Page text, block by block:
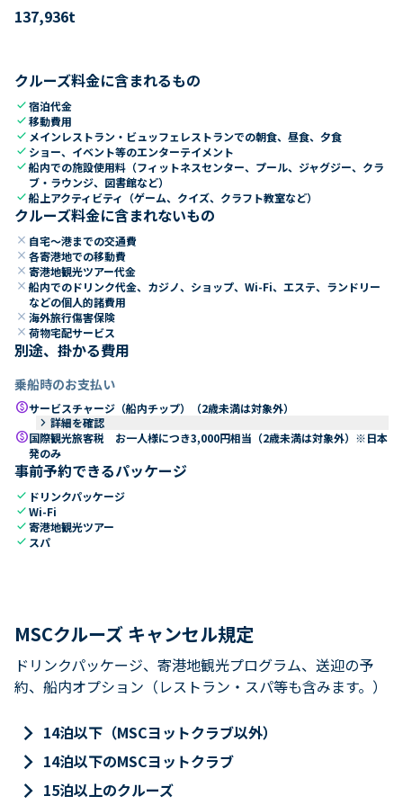
137,936t
クルーズ料金に含まれるもの
check宿泊代金
check移動費用
check メインレストラン・ビュッフェレストランでの朝食、昼食、夕食
check ショー、イベント等のエンターテイメント
check船内での施設使用料（フィットネスセンター、プール、ジャグジー、クラ
ブ・ラウンジ、図書館など）
check船上アクティビティ（ゲーム、クイズ、クラフト教室など）
クルーズ料金に含まれないもの
close 自宅～港までの交通費
close 各寄港地での移動費
close 寄港地観光ツアー代金
close 船内でのドリンク代金、カジノ、ショップ、Wi-Fi、エステ、ランドリー
などの個人的諸費用
close 海外旅行傷害保険
close 荷物宅配サービス
別途、掛かる費用
乗船時のお支払い
paidサービスチャージ（船内チップ）（2歳未満は対象外）
keyboard_arrow_right 詳細を確認
paid国際観光旅客税 お一人様につき3,000円相当（2歳未満は対象外）※日本
発のみ
事前予約できるパッケージ
check ドリンクパッケージ
checkWi-Fi
check寄港地観光ツアー
check スパ
MSCクルーズ キャンセル規定
ドリンクパッケージ、寄港地観光プログラム、送迎の予
約、船内オプション（レストラン・スパ等も含みます。）
keyboard_arrow_right 14泊以下（MSCヨットクラブ以外）
keyboard_arrow_right 14泊以下のMSCヨットクラブ
keyboard_arrow_right 15泊以上のクルーズ